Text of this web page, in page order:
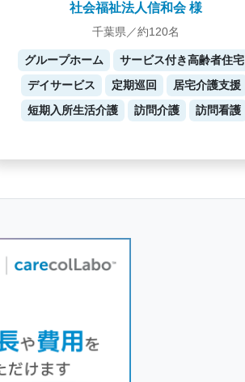
社会福祉法人信和会 様
千葉県／約120名
グループホーム
サービス付き高齢者住宅
デイサービス
定期巡回
居宅介護支援
短期入所生活介護
訪問介護 訪問看護